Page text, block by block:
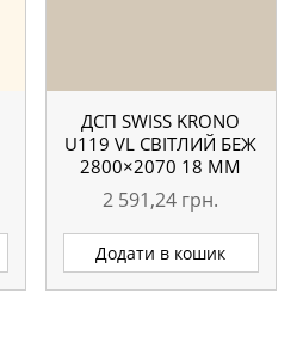
ДСП SWISS KRONO
U119 VL СВІТЛИЙ БЕЖ
2800×2070 18 ММ
2 591,24 грн.
Додати в кошик